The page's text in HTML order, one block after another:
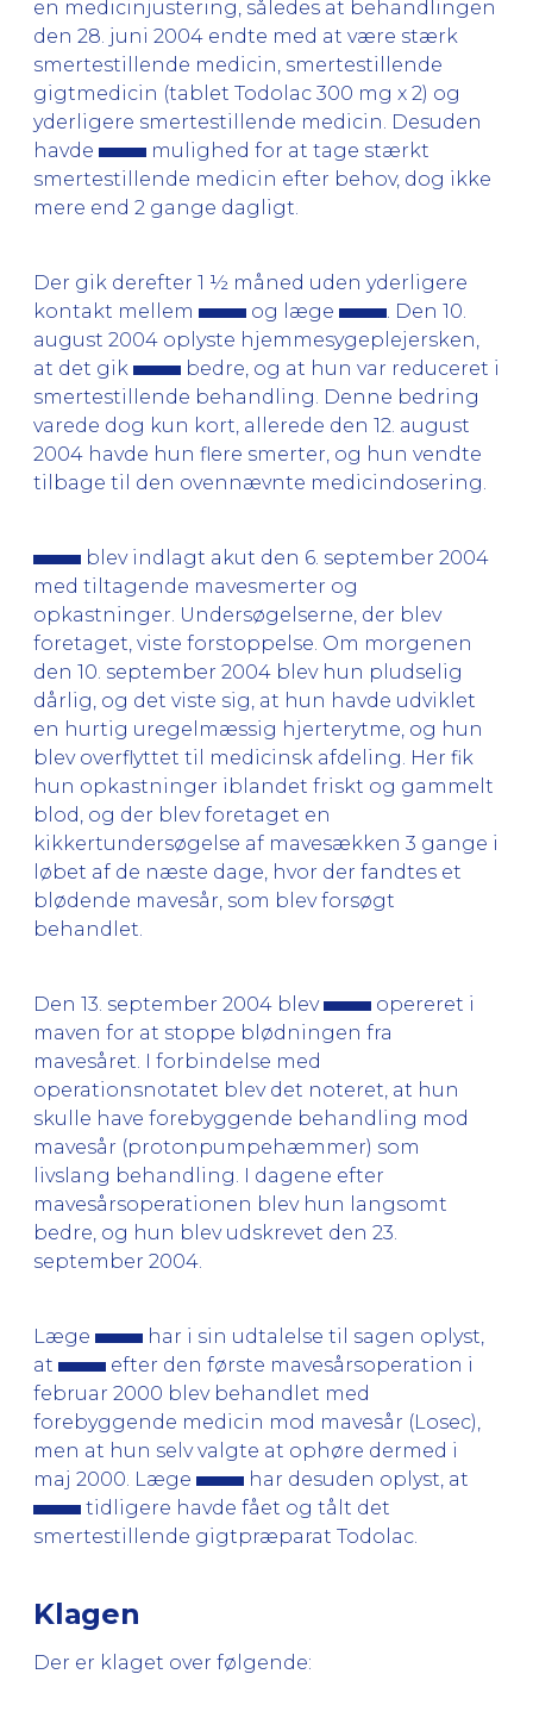
en medicinjustering, således at behandlingen
den 28. juni 2004 endte med at være stærk
smertestillende medicin, smertestillende
gigtmedicin (tablet Todolac 300 mg x 2) og
yderligere smertestillende medicin. Desuden
havde
mulighed for at tage stærkt
smertestillende medicin efter behov, dog ikke
mere end 2 gange dagligt.
Der gik derefter 1 ½ måned uden yderligere
kontakt mellem
og læge
. Den 10.
august 2004 oplyste hjemmesygeplejersken,
at det gik
bedre, og at hun var reduceret i
smertestillende behandling. Denne bedring
varede dog kun kort, allerede den 12. august
2004 havde hun flere smerter, og hun vendte
tilbage til den ovennævnte medicindosering.
blev indlagt akut den 6. september 2004
med tiltagende mavesmerter og
opkastninger. Undersøgelserne, der blev
foretaget, viste forstoppelse. Om morgenen
den 10. september 2004 blev hun pludselig
dårlig, og det viste sig, at hun havde udviklet
en hurtig uregelmæssig hjerterytme, og hun
blev overflyttet til medicinsk afdeling. Her fik
hun opkastninger iblandet friskt og gammelt
blod, og der blev foretaget en
kikkertundersøgelse af mavesækken 3 gange i
løbet af de næste dage, hvor der fandtes et
blødende mavesår, som blev forsøgt
behandlet.
Den 13. september 2004 blev
opereret i
maven for at stoppe blødningen fra
mavesåret. I forbindelse med
operationsnotatet blev det noteret, at hun
skulle have forebyggende behandling mod
mavesår (protonpumpehæmmer) som
livslang behandling. I dagene efter
mavesårsoperationen blev hun langsomt
bedre, og hun blev udskrevet den 23.
september 2004.
Læge
har i sin udtalelse til sagen oplyst,
at
efter den første mavesårsoperation i
februar 2000 blev behandlet med
forebyggende medicin mod mavesår (Losec),
men at hun selv valgte at ophøre dermed i
maj 2000. Læge
har desuden oplyst, at
tidligere havde fået og tålt det
smertestillende gigtpræparat Todolac.
Klagen
Der er klaget over følgende: